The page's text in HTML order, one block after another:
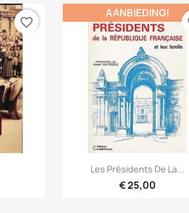
favorite_border
Snel bekijken
Les Présidents De La...
€ 25,00
AANBIEDING!